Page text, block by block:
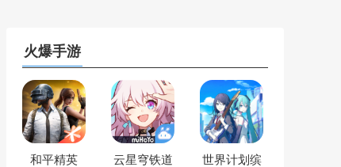
火爆手游
和平精英 云星穹铁道
世界计划缤